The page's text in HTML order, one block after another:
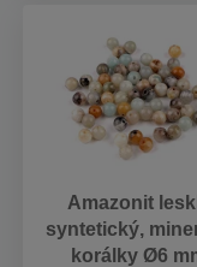
Amazonit
syntetický,
korálky Ø6